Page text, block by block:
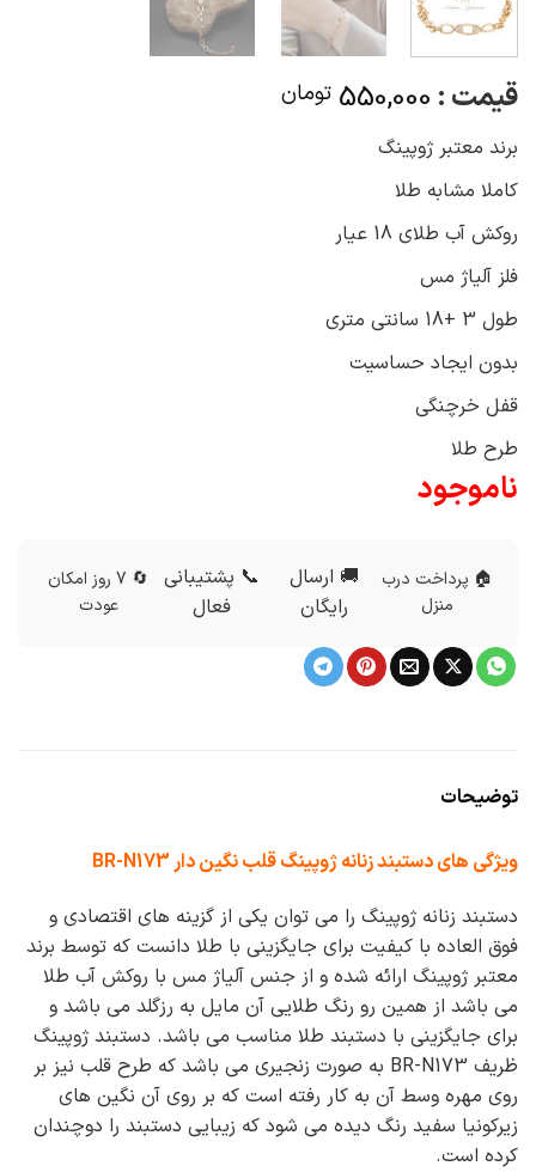
قیمت : 550,000 تومان
برند معتبر ژوپینگ
کاملا مشابه طلا
روکش آب طلای 18 عیار
فلز آلیاژ مس
طول 3 +18 سانتی متری
بدون ایجاد حساسیت
قفل خرچنگی
طرح طلا
ناموجود
🏠 پرداخت درب
منزل
🚚 ارسال
رایگان
📞 پشتیبانی
فعال
🔄 7 روز امکان
عودت
توضیحات
ویژگی های دستبند زنانه ژوپینگ قلب نگین دار BR-N173
دستبند زنانه ژوپینگ را می توان یکی از گزینه های اقتصادی و
فوق العاده با کیفیت برای جایگزینی با طلا دانست که توسط برند
معتبر ژوپینگ ارائه شده و از جنس آلیاژ مس با روکش آب طلا
می باشد از همین رو رنگ طلایی آن مایل به رزگلد می باشد و
برای جایگزینی با دستبند طلا مناسب می باشد. دستبند ژوپینگ
ظریف BR-N173 به صورت زنجیری می باشد که طرح قلب نیز بر
روی مهره وسط آن به کار رفته است که بر روی آن نگین های
زیرکونیا سفید رنگ دیده می شود که زیبایی دستبند را دوچندان
کرده است.